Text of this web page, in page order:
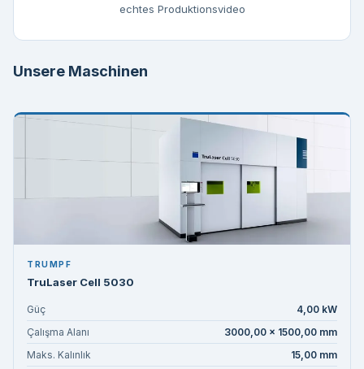
echtes Produktionsvideo
Unsere Maschinen
TRUMPF
TruLaser Cell 5030
Güç
4,00 kW
Çalışma Alanı
3000,00 × 1500,00 mm
Maks. Kalınlık
15,00 mm